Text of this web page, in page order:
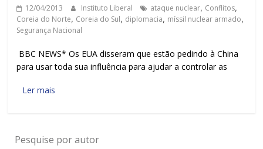
12/04/2013 Instituto Liberal ataque nuclear, Conflitos,
Coreia do Norte, Coreia do Sul, diplomacia, míssil nuclear armado,
Segurança Nacional
BBC NEWS* Os EUA disseram que estão pedindo à China
para usar toda sua influência para ajudar a controlar as
Ler mais
Pesquise por autor